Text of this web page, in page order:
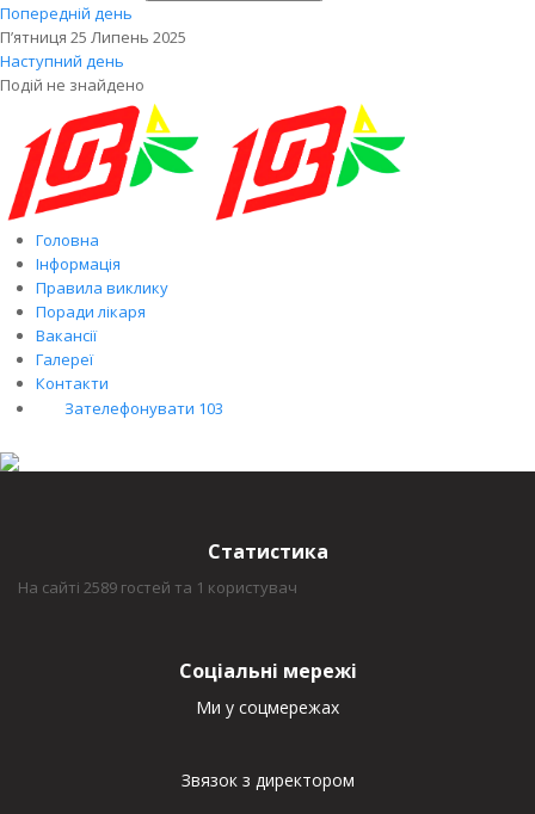
Попередній день
П’ятниця 25 Липень 2025
Наступний день
Подій не знайдено
Головна
Інформація
Правила виклику
Поради лікаря
Вакансії
Галереї
Контакти
Зателефонувати 103
Статистика
На сайті 2589 гостей та 1 користувач
Соціальні мережі
Ми у соцмережах
Звязок з директором